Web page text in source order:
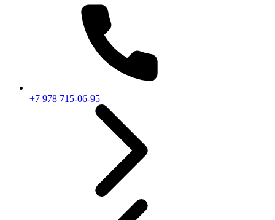
+7 978 715-06-95